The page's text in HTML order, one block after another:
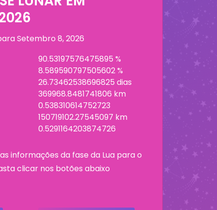
Setembro 8, 2026
90.53197576475895 %
8.589590797505602 %
26.73462538696825 dias
369968.8481741806 km
0.538310614752723
150719102.27545097 km
0.5291164203874726
informações da fase da Lua para o
clicar nos botões abaixo